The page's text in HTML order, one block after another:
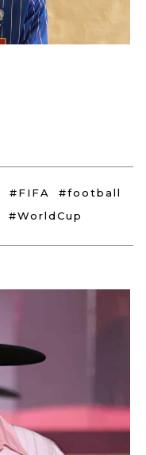
#FIFA
#football
#WorldCup